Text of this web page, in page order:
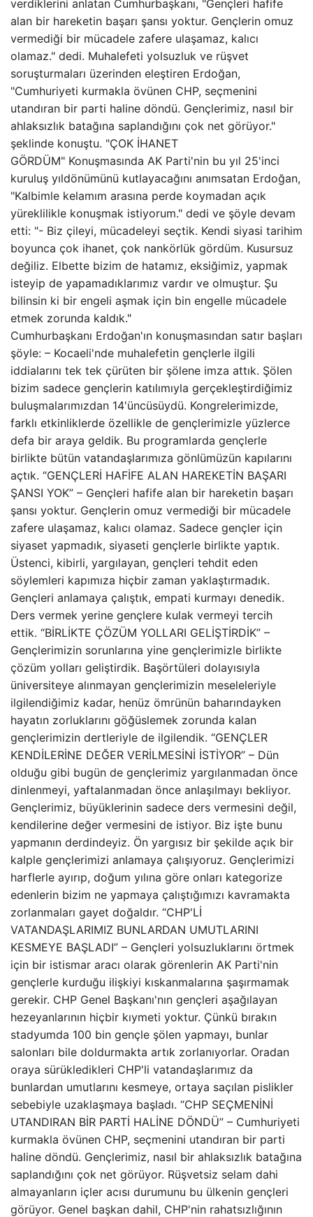
verdiklerini anlatan Cumhurbaşkanı, "Gençleri hafife
alan bir hareketin başarı şansı yoktur. Gençlerin omuz
vermediği bir mücadele zafere ulaşamaz, kalıcı
olamaz." dedi. Muhalefeti yolsuzluk ve rüşvet
soruşturmaları üzerinden eleştiren Erdoğan,
"Cumhuriyeti kurmakla övünen CHP, seçmenini
utandıran bir parti haline döndü. Gençlerimiz, nasıl bir
ahlaksızlık batağına saplandığını çok net görüyor."
şeklinde konuştu. "ÇOK İHANET
GÖRDÜM" Konuşmasında AK Parti'nin bu yıl 25'inci
kuruluş yıldönümünü kutlayacağını anımsatan Erdoğan,
"Kalbimle kelamım arasına perde koymadan açık
yüreklilikle konuşmak istiyorum." dedi ve şöyle devam
etti: "- Biz çileyi, mücadeleyi seçtik. Kendi siyasi tarihim
boyunca çok ihanet, çok nankörlük gördüm. Kusursuz
değiliz. Elbette bizim de hatamız, eksiğimiz, yapmak
isteyip de yapamadıklarımız vardır ve olmuştur. Şu
bilinsin ki bir engeli aşmak için bin engelle mücadele
etmek zorunda kaldık."
Cumhurbaşkanı Erdoğan'ın konuşmasından satır başları
şöyle: – Kocaeli'nde muhalefetin gençlerle ilgili
iddialarını tek tek çürüten bir şölene imza attık. Şölen
bizim sadece gençlerin katılımıyla gerçekleştirdiğimiz
buluşmalarımızdan 14'üncüsüydü. Kongrelerimizde,
farklı etkinliklerde özellikle de gençlerimizle yüzlerce
defa bir araya geldik. Bu programlarda gençlerle
birlikte bütün vatandaşlarımıza gönlümüzün kapılarını
açtık. “GENÇLERİ HAFİFE ALAN HAREKETİN BAŞARI
ŞANSI YOK” – Gençleri hafife alan bir hareketin başarı
şansı yoktur. Gençlerin omuz vermediği bir mücadele
zafere ulaşamaz, kalıcı olamaz. Sadece gençler için
siyaset yapmadık, siyaseti gençlerle birlikte yaptık.
Üstenci, kibirli, yargılayan, gençleri tehdit eden
söylemleri kapımıza hiçbir zaman yaklaştırmadık.
Gençleri anlamaya çalıştık, empati kurmayı denedik.
Ders vermek yerine gençlere kulak vermeyi tercih
ettik. “BİRLİKTE ÇÖZÜM YOLLARI GELİŞTİRDİK” –
Gençlerimizin sorunlarına yine gençlerimizle birlikte
çözüm yolları geliştirdik. Başörtüleri dolayısıyla
üniversiteye alınmayan gençlerimizin meseleleriyle
ilgilendiğimiz kadar, henüz ömrünün baharındayken
hayatın zorluklarını göğüslemek zorunda kalan
gençlerimizin dertleriyle de ilgilendik. “GENÇLER
KENDİLERİNE DEĞER VERİLMESİNİ İSTİYOR” – Dün
olduğu gibi bugün de gençlerimiz yargılanmadan önce
dinlenmeyi, yaftalanmadan önce anlaşılmayı bekliyor.
Gençlerimiz, büyüklerinin sadece ders vermesini değil,
kendilerine değer vermesini de istiyor. Biz işte bunu
yapmanın derdindeyiz. Ön yargısız bir şekilde açık bir
kalple gençlerimizi anlamaya çalışıyoruz. Gençlerimizi
harflerle ayırıp, doğum yılına göre onları kategorize
edenlerin bizim ne yapmaya çalıştığımızı kavramakta
zorlanmaları gayet doğaldır. “CHP'Lİ
VATANDAŞLARIMIZ BUNLARDAN UMUTLARINI
KESMEYE BAŞLADI” – Gençleri yolsuzluklarını örtmek
için bir istismar aracı olarak görenlerin AK Parti'nin
gençlerle kurduğu ilişkiyi kıskanmalarına şaşırmamak
gerekir. CHP Genel Başkanı'nın gençleri aşağılayan
hezeyanlarının hiçbir kıymeti yoktur. Çünkü bırakın
stadyumda 100 bin gençle şölen yapmayı, bunlar
salonları bile doldurmakta artık zorlanıyorlar. Oradan
oraya sürükledikleri CHP'li vatandaşlarımız da
bunlardan umutlarını kesmeye, ortaya saçılan pislikler
sebebiyle uzaklaşmaya başladı. “CHP SEÇMENİNİ
UTANDIRAN BİR PARTİ HALİNE DÖNDÜ” – Cumhuriyeti
kurmakla övünen CHP, seçmenini utandıran bir parti
haline döndü. Gençlerimiz, nasıl bir ahlaksızlık batağına
saplandığını çok net görüyor. Rüşvetsiz selam dahi
almayanların içler acısı durumunu bu ülkenin gençleri
görüyor. Genel başkan dahil, CHP'nin rahatsızlığının